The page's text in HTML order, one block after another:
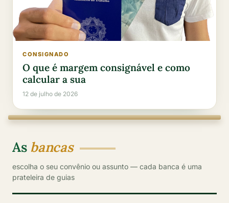
CONSIGNADO
O que é margem consignável e como
calcular a sua
12 de julho de 2026
As bancas
escolha o seu convênio ou assunto — cada banca é uma
prateleira de guias